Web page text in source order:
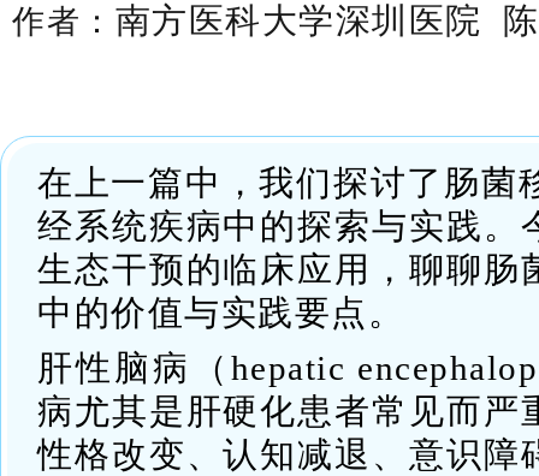
作者： 南方医科大学深圳医院
在上一篇中，我们探讨了肠菌
经系统疾病中的探索与实践。
生态干预的临床应用，聊聊肠
中的价值与实践要点。
肝性脑病（hepatic
病尤其是肝硬化患者常见而严
性格改变、认知减退、意识障